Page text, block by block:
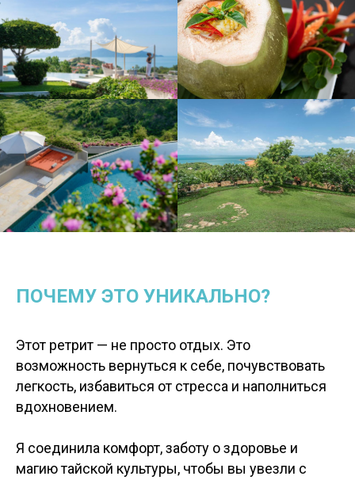
ПОЧЕМУ ЭТО УНИКАЛЬНО?
Этот ретрит — не просто отдых. Это
возможность вернуться к себе, почувствовать
легкость, избавиться от стресса и наполниться
вдохновением.
Я соединила комфорт, заботу о здоровье и
магию тайской культуры, чтобы вы увезли с